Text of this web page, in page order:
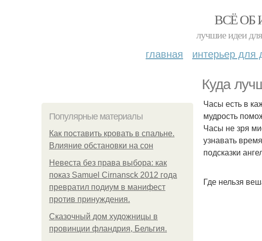
ВСЁ ОБ
лучшие идеи
главная интерьер для
Куда
Популярные материалы
Как поставить кровать в спальне.
Влияние обстановки на сон
Невеста без права выбора: как
показ Samuel Cirnansck 2012 года
превратил подиум в манифест
против принуждения.
Сказочный дом художницы в
провинции фландрия, Бельгия.
Часы есть в
мудрость
Часы не зря
узнавать
подсказки
Где нельзя